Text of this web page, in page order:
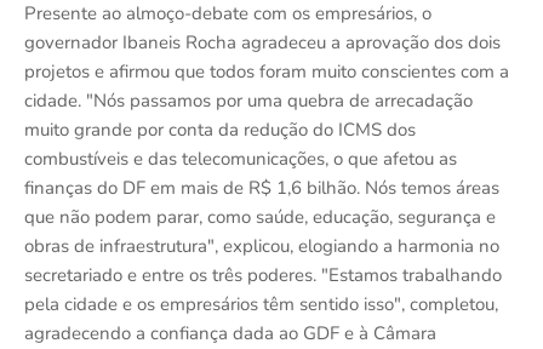
Presente ao almoço-debate com os empresários, o
governador Ibaneis Rocha agradeceu a aprovação dos dois
projetos e afirmou que todos foram muito conscientes com a
cidade. "Nós passamos por uma quebra de arrecadação
muito grande por conta da redução do ICMS dos
combustíveis e das telecomunicações, o que afetou as
finanças do DF em mais de R$ 1,6 bilhão. Nós temos áreas
que não podem parar, como saúde, educação, segurança e
obras de infraestrutura", explicou, elogiando a harmonia no
secretariado e entre os três poderes. "Estamos trabalhando
pela cidade e os empresários têm sentido isso", completou,
agradecendo a confiança dada ao GDF e à Câmara